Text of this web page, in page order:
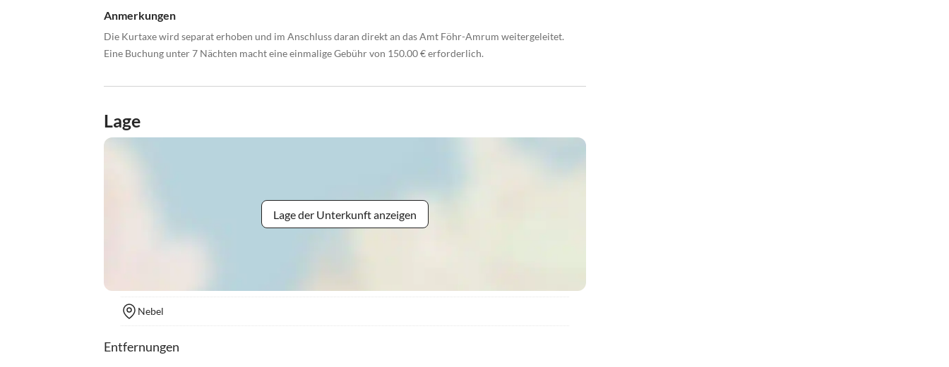
Anmerkungen
Die Kurtaxe wird separat erhoben und im Anschluss daran direkt an das Amt Föhr-Amrum weitergeleitet.
Eine Buchung unter 7 Nächten macht eine einmalige Gebühr von 150.00 € erforderlich.
Lage
Lage der Unterkunft anzeigen
Nebel
Entfernungen